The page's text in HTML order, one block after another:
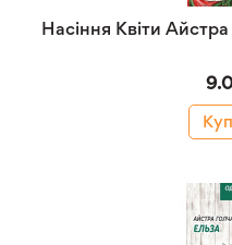
Насіння Квіти